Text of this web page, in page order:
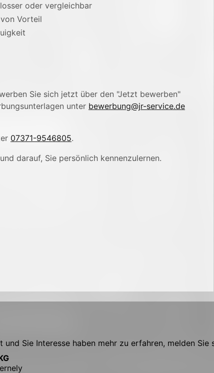
oder vergleichbar
Vorteil
Sie sich jetzt über den "Jetzt bewerben"
unter bewerbung@jr-service.de
07371-9546805.
darauf, Sie persönlich kennenzulernen.
und Sie Interesse haben mehr zu erfahren, melden Sie